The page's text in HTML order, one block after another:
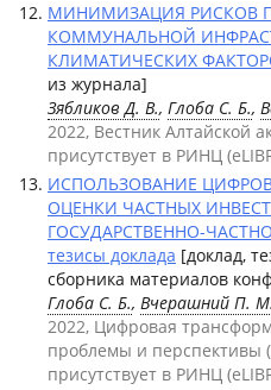
МИНИМИЗАЦИЯ РИСКОВ
КОММУНАЛЬНОЙ
КЛИМАТИЧЕСКИХ
из журнала]
Зябликов Д. В., Глоба С. Б.,
2022, Вестник Алтайской
присутствует в РИНЦ
ИСПОЛЬЗОВАНИЕ
ОЦЕНКИ ЧАСТНЫХ
ГОСУДАРСТВЕННО-
тезисы доклада [доклад,
сборника материалов
Глоба С. Б., Вчерашний П. М.
2022, Цифровая
проблемы и
присутствует в РИНЦ